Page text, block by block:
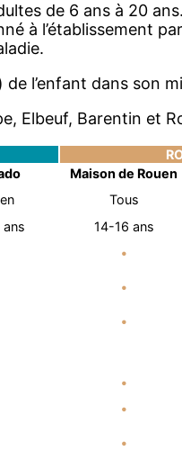
de 6 ans à 20
à l’établissement
l’enfant dans son
Elbeuf, Barentin et
Maison de Rouen
Tous
ans 14-16 ans
•
•
•
•
•
•